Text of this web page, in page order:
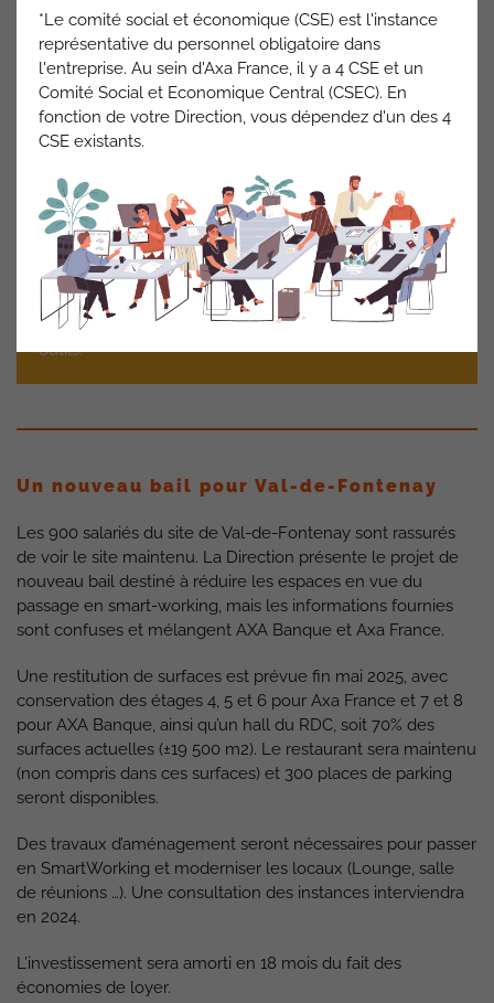
La Cfdt attire l’attention de la Direction sur la pression
et les objectifs qualité portés par les salariés. Ceux-ci
ne sont tenables que si la charge de travail est
adaptée. Or, nous dénonçons régulièrement des
charges importantes dans les services de gestion. Il
subissent cette surcharge d’activité. Une autre alerte
concerne les outils. Certains outils (SalesForce,
Genesys Cloud …) génèrent des irritants dans l’activité
quotidienne et une surcharge de travail. Cela est à
l’origine d’une tension chez les salariés qui tentent de
protéger le client. La Direction doit accélérer la
résolution des irritants et des dysfonctionnements
outils.
Un nouveau bail pour Val-de-Fontenay
Les 900 salariés du site de Val-de-Fontenay sont rassurés
de voir le site maintenu. La Direction présente le projet de
nouveau bail destiné à réduire les espaces en vue du
passage en smart-working, mais les informations fournies
sont confuses et mélangent AXA Banque et Axa France.
Une restitution de surfaces est prévue fin mai 2025, avec
conservation des étages 4, 5 et 6 pour Axa France et 7 et 8
pour AXA Banque, ainsi qu’un hall du RDC, soit 70% des
surfaces actuelles (±19 500 m2). Le restaurant sera maintenu
(non compris dans ces surfaces) et 300 places de parking
seront disponibles.
Des travaux d’aménagement seront nécessaires pour passer
en SmartWorking et moderniser les locaux (Lounge, salle
de réunions …). Une consultation des instances interviendra
en 2024.
L’investissement sera amorti en 18 mois du fait des
économies de loyer.
*Le comité social et économique (CSE) est l'instance
représentative du personnel obligatoire dans
l'entreprise. Au sein d'Axa France, il y a 4 CSE et un
Comité Social et Economique Central (CSEC). En
fonction de votre Direction, vous dépendez d'un des 4
CSE existants.